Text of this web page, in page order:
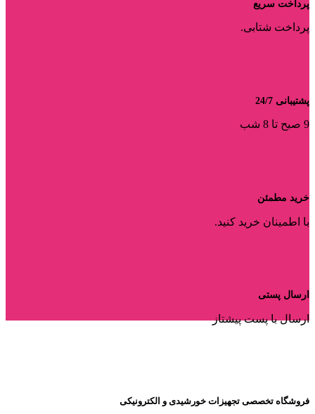
پرداخت سریع
پرداخت شتابی.
پشتیبانی 24/7
9 صبح تا 8 شب
خرید مطمئن
با اطمینان خرید کنید.
ارسال پستی
ارسال با پست پیشتاز
فروشگاه تخصصی تجهیزات خورشیدی و الکترونیکی